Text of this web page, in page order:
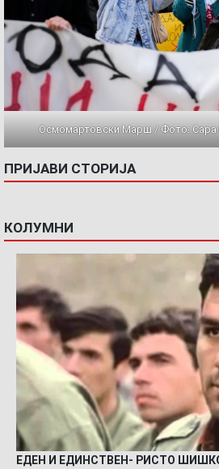
Осмомартовски Марш / Фото: Сара
ПРИЈАВИ СТОРИЈА
КОЛУМНИ
ЕДЕН И ЕДИНСТВЕН- РИСТО